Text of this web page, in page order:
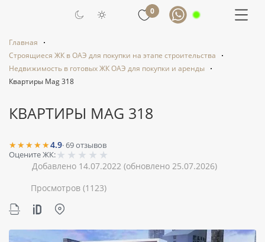
0
Главная
Строящиеся ЖК в ОАЭ для покупки на этапе строительства
Недвижимость в готовых ЖК ОАЭ для покупки и аренды
Квартиры Mag 318
КВАРТИРЫ MAG 318
★★★★★4.9·69отзывов
Оцените ЖК:★ ★ ★ ★ ★
Добавлено 14.07.2022 (обновлено 25.07.2026)
Просмотров (1123)